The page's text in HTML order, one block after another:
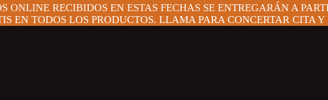
RECIBIDOS EN ESTAS FECHAS SE ENTREGARÁN A
EN TODOS LOS PRODUCTOS. LLAMA PARA CONCERTAR CITA Y